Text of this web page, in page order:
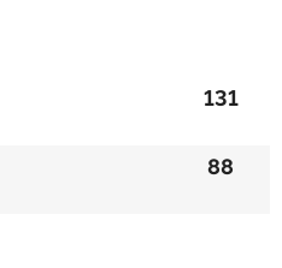
131
88